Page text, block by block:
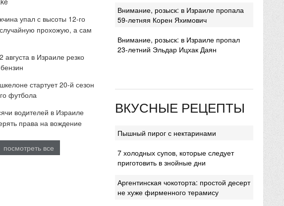
упал с высоты 12-го
прохожую, а сам
августа в Израиле резко
стартует 20-й сезон
футбола
водителей в Израиле
права на вождение
посмотреть все
Внимание, розыск: в Израиле пропала
59-летняя Корен Яхимович
Внимание, розыск: в Израиле пропал
23-летний Эльдар Ицхак Даян
ВКУСНЫЕ РЕЦЕПТЫ
Пышный пирог с нектаринами
7 холодных супов, которые следует
приготовить в знойные дни
Аргентинская чокоторта: простой десерт
не хуже фирменного терамису